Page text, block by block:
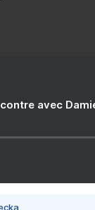
avec